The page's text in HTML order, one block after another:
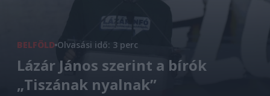
BELFÖLD Olvasási idő: 3 perc
Lázár János szerint a bírók
„Tiszának nyalnak”